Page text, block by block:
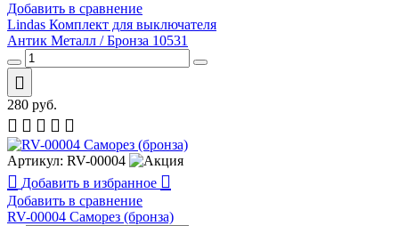
Добавить в сравнение
Lindas Комплект для выключателя
Антик Металл / Бронза 10531
280 руб.
Артикул: RV-00004
Добавить в избранное
Добавить в сравнение
RV-00004 Саморез (бронза)